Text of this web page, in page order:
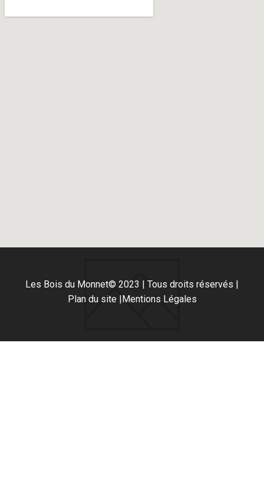
Les Bois du Monnet© 2023 | Tous droits réservés |
Plan du site |
Mentions Légales